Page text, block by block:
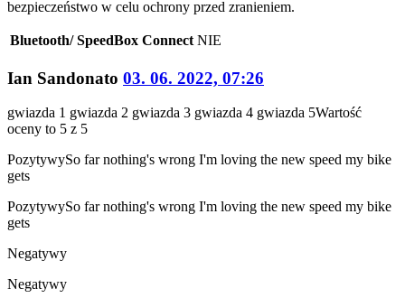
bezpieczeństwo w celu ochrony przed zranieniem.
Bluetooth/ SpeedBox Connect NIE
Ian Sandonato 03. 06. 2022, 07:26
gwiazda 1 gwiazda 2 gwiazda 3 gwiazda 4 gwiazda 5Wartość
oceny to 5 z 5
PozytywySo far nothing's wrong I'm loving the new speed my bike
gets
PozytywySo far nothing's wrong I'm loving the new speed my bike
gets
Negatywy
Negatywy